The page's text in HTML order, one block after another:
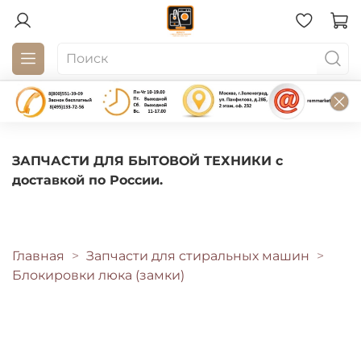
ЗАПЧАСТИ ДЛЯ БЫТОВОЙ ТЕХНИКИ с
доставкой по России.
Главная
Запчасти для стиральных машин
Блокировки люка (замки)